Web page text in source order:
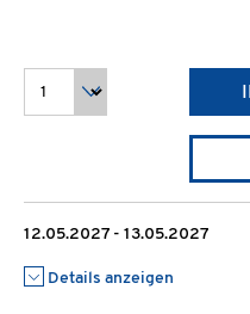
12.05.2027 - 13.05.2027
Details anzeigen